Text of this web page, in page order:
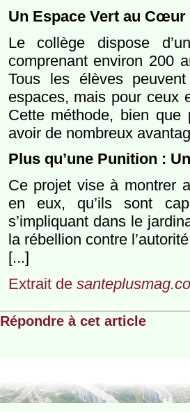
Un Espace Vert au Cœur
Le collège dispose
comprenant environ 200
Tous les élèves
espaces, mais pour ceux
Cette méthode, bien que
avoir de nombreux
Plus qu’une Punition :
Ce projet vise à montrer
en eux, qu’ils sont
s’impliquant dans le
la rébellion contre
[...]
Extrait de
Répondre à cet article